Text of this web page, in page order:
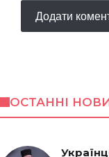
ОСТАННІ